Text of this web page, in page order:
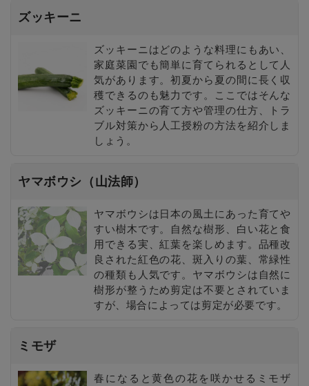
ズッキーニ
ズッキーニはどのような料理にもあい、
家庭菜園でも簡単に育てられるとして人
気があります。初夏から夏の間に長く収
穫できるのも魅力です。ここではそんな
ズッキーニの育て方や管理の仕方、トラ
ブル対策から人工授粉の方法を紹介しま
しょう。
ヤマボウシ（山法師）
ヤマボウシは日本の風土にあった育てや
すい樹木です。自然な樹形、白い花と食
用できる実、紅葉を楽しめます。品種改
良された紅色の花、斑入りの葉、常緑性
の種類も人気です。ヤマボウシは自然に
樹形が整うため剪定は不要とされていま
すが、場合によっては剪定が必要です。
ミモザ
春になると黄色の花を咲かせるミモザ